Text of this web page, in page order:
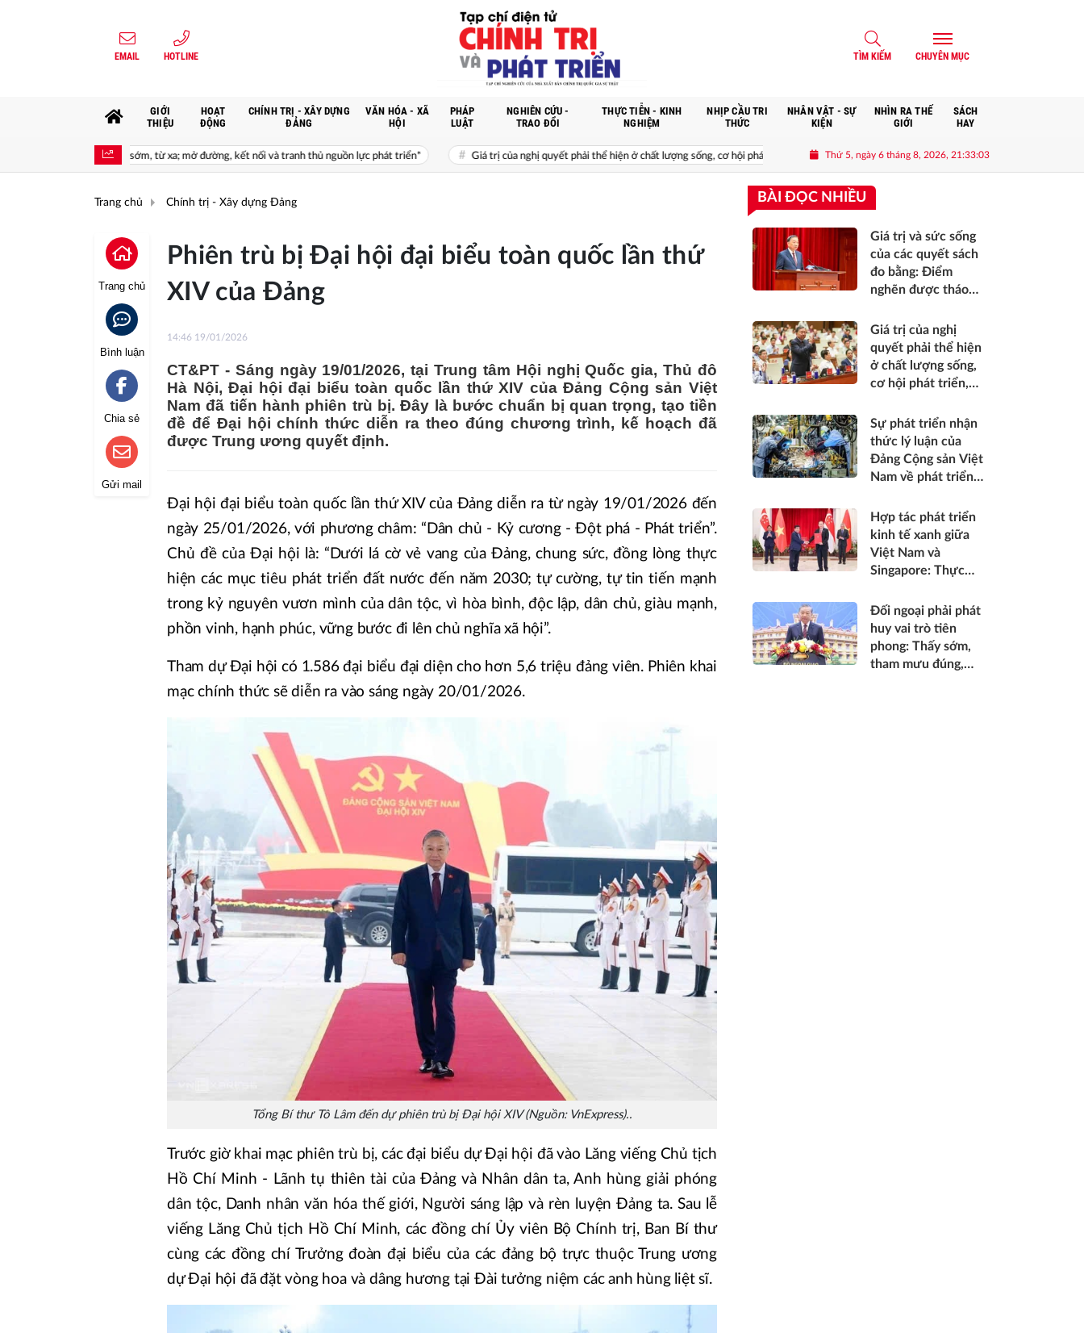
EMAIL HOTLINE TÌM KIẾM CHUYÊN MỤC
GIỚI
THIỆU
HOẠT
ĐỘNG
CHÍNH TRỊ - XÂY DỰNG
ĐẢNG
VĂN HÓA - XÃ
HỘI
PHÁP
LUẬT
NGHIÊN CỨU -
TRAO ĐỔI
THỰC TIỄN - KINH
NGHIỆM
NHỊP CẦU TRI
THỨC
NHÂN VẬT - SỰ
KIỆN
NHÌN RA THẾ
GIỚI
SÁCH
HAY
xa; mở đường, kết nối và tranh thủ nguồn lực phát triển* Giá trị của nghị quyết phải thể hiện ở chất lượng sống, cơ hội phát triển, sự an toàn, niềm tin và hạnh phúc của nhân dân* Hợp tác phát triển kinh tế xanh giữa
Thứ 5, ngày 6 tháng 8, 2026, 21:33:05
Trang chủ Chính trị - Xây dựng Đảng
Trang chủ
Bình luận
Chia sẻ
Gửi mail
Phiên trù bị Đại hội đại biểu toàn quốc lần thứ
XIV của Đảng
14:46 19/01/2026
CT&PT - Sáng ngày 19/01/2026, tại Trung tâm Hội nghị Quốc gia, Thủ đô
Hà Nội, Đại hội đại biểu toàn quốc lần thứ XIV của Đảng Cộng sản Việt
Nam đã tiến hành phiên trù bị. Đây là bước chuẩn bị quan trọng, tạo tiền
đề để Đại hội chính thức diễn ra theo đúng chương trình, kế hoạch đã
được Trung ương quyết định.
Đại hội đại biểu toàn quốc lần thứ XIV của Đảng diễn ra từ ngày 19/01/2026 đến
ngày 25/01/2026, với phương châm: “Dân chủ - Kỷ cương - Đột phá - Phát triển”.
Chủ đề của Đại hội là: “Dưới lá cờ vẻ vang của Đảng, chung sức, đồng lòng thực
hiện các mục tiêu phát triển đất nước đến năm 2030; tự cường, tự tin tiến mạnh
trong kỷ nguyên vươn mình của dân tộc, vì hòa bình, độc lập, dân chủ, giàu mạnh,
phồn vinh, hạnh phúc, vững bước đi lên chủ nghĩa xã hội”.
Tham dự Đại hội có 1.586 đại biểu đại diện cho hơn 5,6 triệu đảng viên. Phiên khai
mạc chính thức sẽ diễn ra vào sáng ngày 20/01/2026.
Tổng Bí thư Tô Lâm đến dự phiên trù bị Đại hội XIV (Nguồn: VnExpress)..
Trước giờ khai mạc phiên trù bị, các đại biểu dự Đại hội đã vào Lăng viếng Chủ tịch
Hồ Chí Minh - Lãnh tụ thiên tài của Đảng và Nhân dân ta, Anh hùng giải phóng
dân tộc, Danh nhân văn hóa thế giới, Người sáng lập và rèn luyện Đảng ta. Sau lễ
viếng Lăng Chủ tịch Hồ Chí Minh, các đồng chí Ủy viên Bộ Chính trị, Ban Bí thư
cùng các đồng chí Trưởng đoàn đại biểu của các đảng bộ trực thuộc Trung ương
dự Đại hội đã đặt vòng hoa và dâng hương tại Đài tưởng niệm các anh hùng liệt sĩ.
BÀI ĐỌC NHIỀU
Giá trị và sức sống
của các quyết sách
đo bằng: Điểm
nghẽn được tháo
hành thông suốt,
nguồn lực khơi
thông, nhân dân
được thụ hưởng
Giá trị của nghị
quyết phải thể hiện
ở chất lượng sống,
cơ hội phát triển,
và hạnh phúc của
nhân dân*
Sự phát triển nhận
thức lý luận của
Đảng Cộng sản Việt
Nam về phát triển
trong thời kỳ đổi
mới
Hợp tác phát triển
kinh tế xanh giữa
Việt Nam và
Singapore: Thực
khuyến nghị chính
sách
Đối ngoại phải phát
huy vai trò tiên
phong: Thấy sớm,
tham mưu đúng,